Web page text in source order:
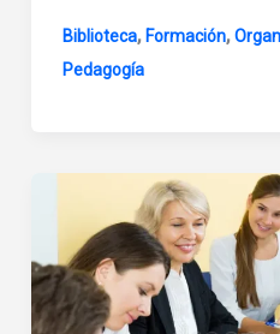
Biblioteca, Formación,
Pedagogía